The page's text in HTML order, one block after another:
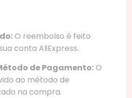
O reembolso é feito
conta AliExpress.
de Pagamento:O
ao método de
na compra.